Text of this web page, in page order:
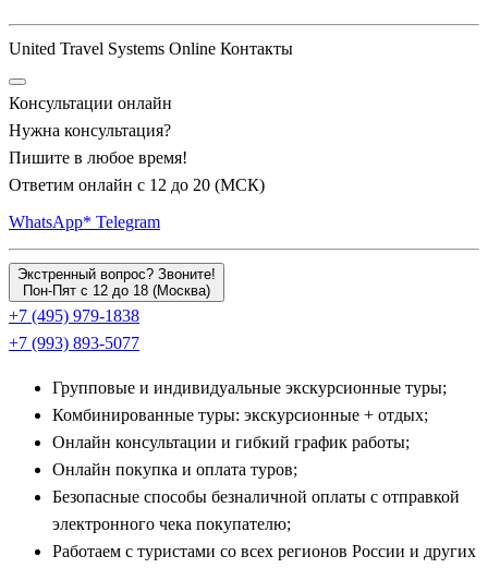
старинное селоВведенка, а также в колоритную локацию
русская сыроварня. Здесь из местного молока варят
изысканные сыры по старинным французским технологиям с
выдержкой в специальных погребах. Кулинарный маршрут
охватывает древний Елецс его кружевами и монастырскими
Кузьминка,Данков
Лебедянь, купеческоеСтановое
усадьбуРепное. На мастер-классах туристов учат готовить
традиционные южнорусские каши, пироги и домашние
разносолы.
Рыбные богатства и деликатесы Волги:
Волгореченск, Кострома и Тверские земли
Если вы любите рыбу и морепродукты, выбирайте туры в
Костромскую область. Небольшой городВолгореченск
знаменит своим крупнейшим рыбным хозяйством. Экскурсия
сюда включает посещение бассейнов с осетрами и стерлядью,
United Travel Systems Online Контакты
Консультации онлайн
Нужна консультация?
Пишите в любое время!
Ответим онлайн с 12 до 20 (МСК)
WhatsApp* Telegram
Экстренный вопрос? Звоните!
Пон-Пят с 12 до 18 (Москва)
+7 (495) 979-1838
+7 (993) 893-5077
Групповые и индивидуальные экскурсионные туры;
Комбинированные туры: экскурсионные + отдых;
Онлайн консультации и гибкий график работы;
Онлайн покупка и оплата туров;
Безопасные способы безналичной оплаты с отправкой
электронного чека покупателю;
Работаем с туристами со всех регионов России и других